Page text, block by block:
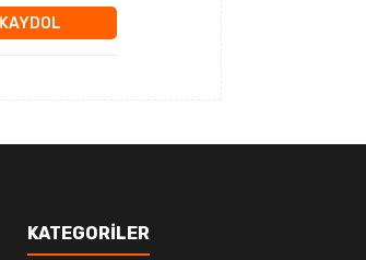
KAYDOL
KATEGORİLER